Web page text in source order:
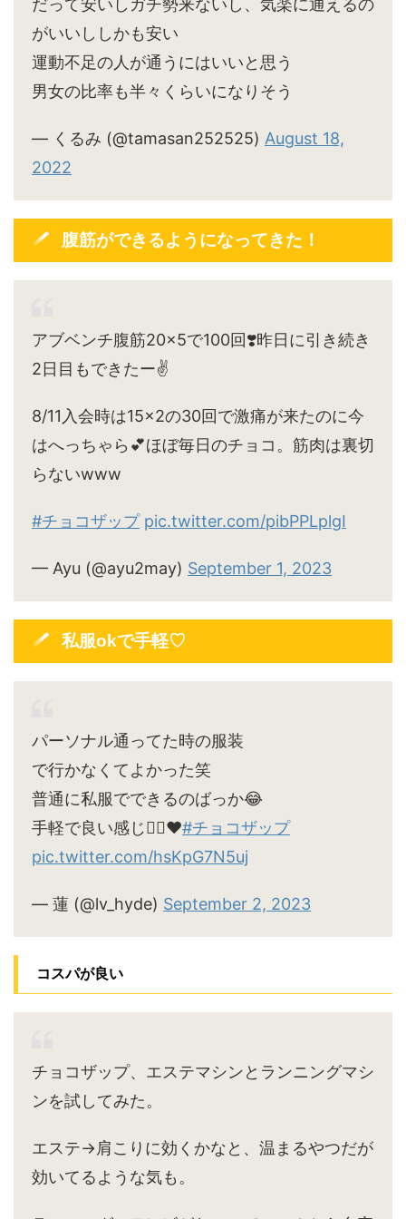
がいいししかも安い
運動不足の人が通うにはいいと思う
男女の比率も半々くらいになりそう
— くるみ (@tamasan252525) August 18,
2022
腹筋ができるようになってきた！
アブベンチ腹筋20×5で100回❣️昨日に引き続き
2日目もできたー✌️
8/11入会時は15×2の30回で激痛が来たのに今
はへっちゃら💕ほぼ毎日のチョコ。筋肉は裏切
らないwww
#チョコザップ pic.twitter.com/pibPPLplgI
— Ayu (@ayu2may) September 1, 2023
私服okで手軽♡
パーソナル通ってた時の服装
で行かなくてよかった笑
普通に私服でできるのばっか😂
手軽で良い感じ🙆‍♀️♥#チョコザップ
pic.twitter.com/hsKpG7N5uj
— 蓮 (@lv_hyde) September 2, 2023
コスパが良い
チョコザップ、エステマシンとランニングマシ
ンを試してみた。
エステ→肩こりに効くかなと、温まるやつだが
効いてるような気も。